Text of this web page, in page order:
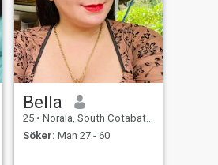
Bella
25 • Norala, South Cotabato, Filippinerna
Söker: Man 27 - 60